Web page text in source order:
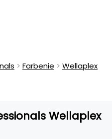
Farbenie Wellaplex
Wellaplex